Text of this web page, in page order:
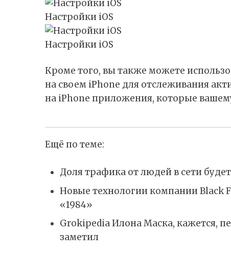
Настройки iOS
Настройки iOS
Кроме того, вы также можете
на своем iPhone для отслеживания
на iPhone приложения, которые
Ещё по теме:
Доля трафика от людей в сети
Новые технологии компании Black
«1984»
Grokipedia Илона Маска, кажется,
заметил